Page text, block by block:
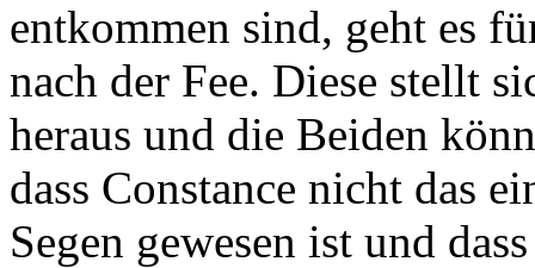
entkommen sind, geht es
nach der Fee. Diese stellt
heraus und die Beiden
dass Constance nicht das
Segen gewesen ist und